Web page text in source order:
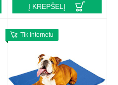
Į KREPŠELĮ
Tik internetu